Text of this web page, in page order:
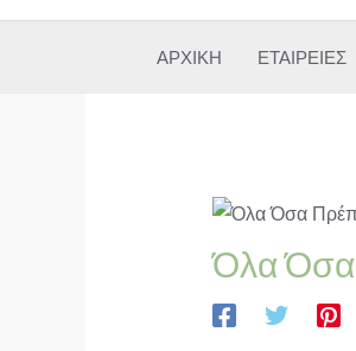
ΑΡΧΙΚΗ ΕΤΑΙΡΕΙΕΣ
Όλα Όσα